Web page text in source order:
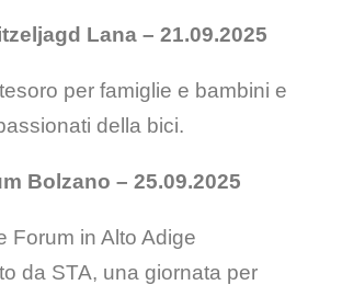
Lana – 21.09.2025
per famiglie e bambini e
della bici.
Bolzano – 25.09.2025
Forum in Alto Adige
da STA, una giornata per